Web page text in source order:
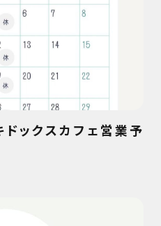
ドックスカフェ営業予